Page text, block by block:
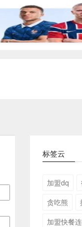
标签云
加盟dq
贪吃熊
加盟快餐